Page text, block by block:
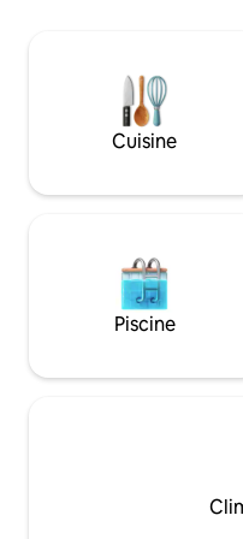
Gwanggyo • Parking
café, restaurant à
Caractéristiques DU
Structure semi-enterrée
personnes • Réduction
• Chambre 2 : 1 lit simple Fourni par
nombre de voyageurs • 2
chambre fournie (frais
encourus) • 3 personnes
matelas supplémentaire
supplémentaire pour 2
000 KRW • Literie
personnes : 15 000 KRW
anticipée/Départ tardif
Cuisine
Piscine